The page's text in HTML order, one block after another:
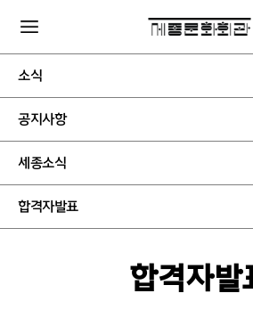
소식
공지사항
세종소식
합격자발표
합격자발